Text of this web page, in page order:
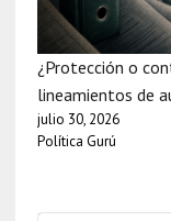
¿Protección o
lineamientos de
julio 30, 2026
Política Gurú